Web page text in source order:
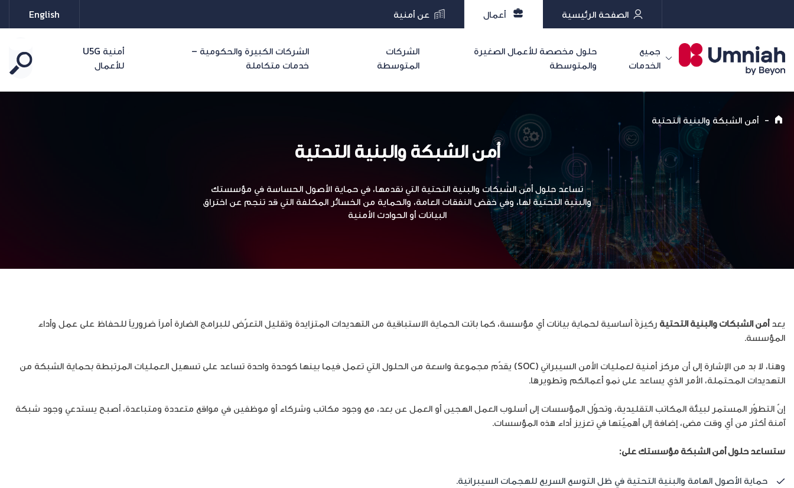
الصفحة الرئيسية أعمال عن أمنية English
جميع
الخدمات
حلول مخصصة للأعمال الصغيرة
والمتوسطة
الشركات
المتوسطة
الشركات الكبيرة والحكومية –
خدمات متكاملة
أمنية U5G
للأعمال
- أمن الشبكة والبنية التحتية
أمن الشبكة والبنية التحتية
تساعد حلول أمن الشبكات والبنية التحتية التي نقدمها، في حماية الأصول الحساسة في مؤسستك
والبنية التحتية لها، وفي خفض النفقات العامة، والحماية من الخسائر المكلفة التي قد تنجم عن اختراق
البيانات أو الحوادث الأمنية
يعدأمن الشبكات والبنية التحتية ركيزةً أساسية لحماية بيانات أي مؤسسة، كما باتت الحماية الاستباقية من التهديدات المتزايدة وتقليل التعرّض للبرامج الضارة أمراً ضرورياً للحفاظ على عمل وأداء
المؤسسة.
وهنا، لا بد من الإشارة إلى أن مركز أمنية لعمليات الأمن السيبراني (SOC) يقدّم مجموعة واسعة من الحلول التي تعمل فيما بينها كوحدة واحدة تساعد على تسهيل العمليات المرتبطة بحماية الشبكة من
التهديدات المحتملة، الأمر الذي يساعد على نمو أعمالكم وتطويرها.
إنّ التطوّر المستمر لبيئة المكاتب التقليدية، وتحوّل المؤسسات إلى أسلوب العمل الهجين أو العمل عن بعد، مع وجود مكاتب وشركاء أو موظفين في مواقع متعددة ومتباعدة، أصبح يستدعي وجود شبكة
آمنة أكثر من أي وقت مضى، إضافة إلى أهميّتها في تعزيز أداء هذه المؤسسات.
ستساعد حلول أمن الشبكة مؤسستك على:
حماية الأصول الهامة والبنية التحتية في ظل التوسع السريع للهجمات السيبرانية.